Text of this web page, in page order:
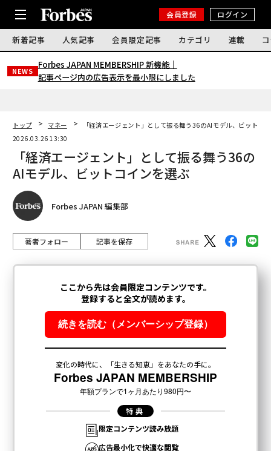
会員登録 ログイン
新着記事 人気記事 会員限定記事 カテゴリ 連載
NEWS
Forbes JAPAN MEMBERSHIP 新機能｜
記事ページ内の広告表示を最小限にしました
トップ マネー
「経済エージェント」として振る舞う36のAIモデル、ビットコ
2026.03.26 13:30
「経済エージェント」として振る舞う36の
AIモデル、ビットコインを選ぶ
Forbes JAPAN 編集部
著者フォロー 記事を保存